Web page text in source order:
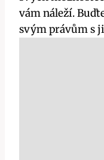
vám náleží.
svým právům s